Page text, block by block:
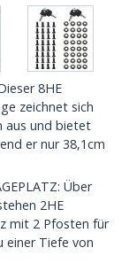
8HE
zeichnet sich
aus und bietet
er nur 38,1cm
Über
2HE
mit 2 Pfosten für
einer Tiefe von